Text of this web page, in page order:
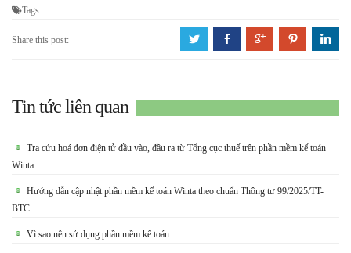
Tags
Share this post: a b c d j
Tin tức liên quan
Tra cứu hoá đơn điện tử đầu vào, đầu ra từ Tổng cục thuế trên phần mềm kế toán
Winta
Hướng dẫn cập nhật phần mềm kế toán Winta theo chuẩn Thông tư 99/2025/TT-
BTC
Vì sao nên sử dụng phần mềm kế toán